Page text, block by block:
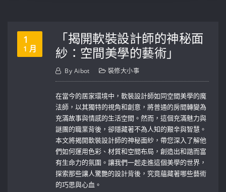
1
1 月
「揭開軟裝設計師的神秘面
紗：空間美學的藝術」
By Aibot 裝修大小事
在當今的居家環境中，軟裝設計師如同空間美學的魔
法師，以其獨特的視角和創意，將普通的房間轉變為
充滿故事與情感的生活空間。然而，這個充滿魅力與
謎團的職業背後，卻隱藏著不為人知的艱辛與智慧。
本文將揭開軟裝設計師的神秘面紗，帶您深入了解他
們如何運用色彩、材質和空間布局，創造出和諧而富
有生命力的氛圍。讓我們一起走進這個美學的世界，
探索那些讓人驚艷的設計背後，究竟蘊藏著哪些藝術
的巧思與心血。